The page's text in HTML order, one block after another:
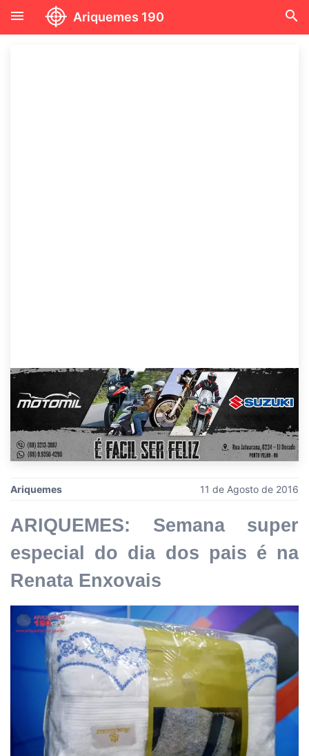
menu Ariquemes 190 search
Ariquemes 11 de Agosto de 2016
ARIQUEMES: Semana super
especial do dia dos pais é na
Renata Enxovais